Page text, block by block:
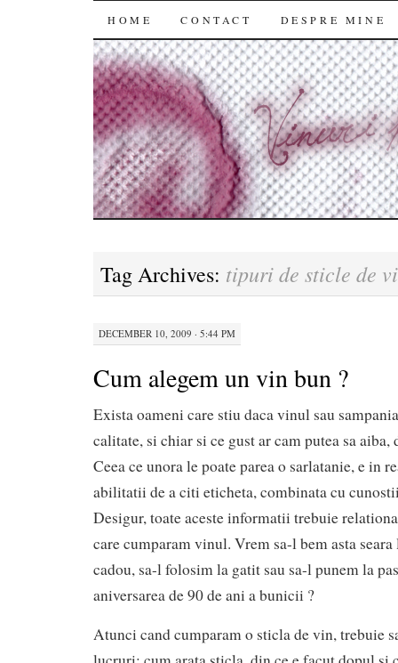
SKIP
TO
CONTENT
HOME CONTACT DESPRE MINE
Tag Archives: tipuri de sticle de
DECEMBER 10, 2009 · 5:44 PM
Cum alegem un vin bun ?
Exista oameni care stiu daca vinul sau
calitate, si chiar si ce gust ar cam putea sa
Ceea ce unora le poate parea o sarlatanie, e in
abilitatii de a citi eticheta, combinata cu
Desigur, toate aceste informatii trebuie
care cumparam vinul. Vrem sa-l bem asta
cadou, sa-l folosim la gatit sau sa-l punem la
aniversarea de 90 de ani a bunicii ?
Atunci cand cumparam o sticla de vin, trebuie